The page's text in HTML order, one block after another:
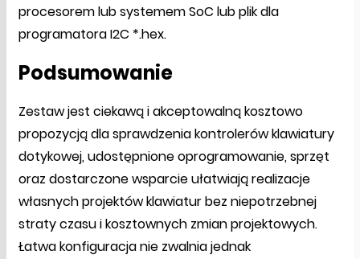
procesorem lub systemem SoC lub plik dla
programatora I2C *.hex.
Podsumowanie
Zestaw jest ciekawą i akceptowalną kosztowo
propozycją dla sprawdzenia kontrolerów klawiatury
dotykowej, udostępnione oprogramowanie, sprzęt
oraz dostarczone wsparcie ułatwiają realizacje
własnych projektów klawiatur bez niepotrzebnej
straty czasu i kosztownych zmian projektowych.
Łatwa konfiguracja nie zwalnia jednak